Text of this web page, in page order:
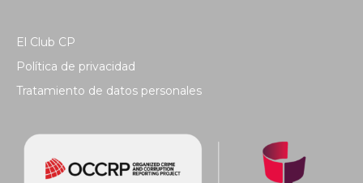
El Club CP
Política de privacidad
Tratamiento de datos personales